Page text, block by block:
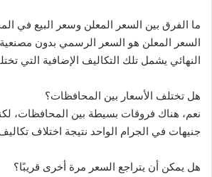
ما الفرق بين السعر المعلن وسعر البيع في
السعر المعلن هو السعر الرسمي بدون مصنعية
النهائي يشمل تلك التكاليف الإضافية التي
هل تختلف الأسعار بين المحافظات؟
نعم، هناك فروقات بسيطة بين المحافظات،
جنيهات في الجرام الواحد نتيجة اختلاف
هل يمكن أن يتراجع السعر مرة أخرى قريبًا؟